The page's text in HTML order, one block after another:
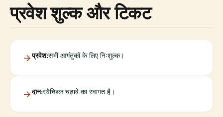
प्रवेश शुल्क और टिकट
प्रवेश:सभी आगंतुकों के लिए निःशुल्क।
दान:स्वैच्छिक चढ़ावे का स्वागत है।